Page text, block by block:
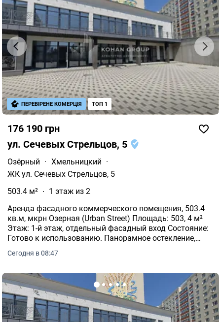
176 190 грн
ул. Сечевых Стрельцов, 5
Озёрный · Хмельницкий ·
ЖК ул. Сечевых Стрельцов, 5
503.4 м²
1 этаж из 2
Аренда фасадного коммерческого помещения, 503.4
кв.м, мкрн Озерная (Urban Street) Площадь: 503, 4 м²
Этаж: 1-й этаж, отдельный фасадный вход Состояние:
Готово к использованию. Панорамное остекление,
Сегодня в 08:47
ПЕРЕВІРЕНЕ КОМЕРЦІЯ ТОП 1